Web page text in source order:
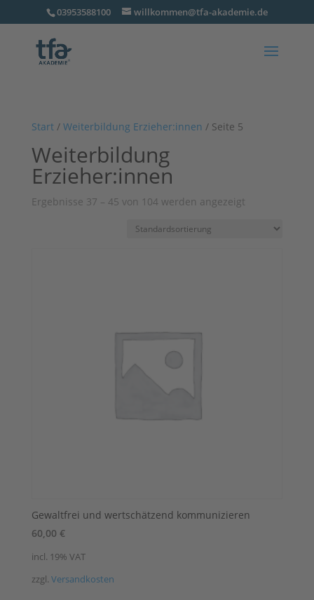
03953588100 willkommen@tfa-akademie.de
Start/ Weiterbildung Erzieher:innen / Seite 5
Weiterbildung
Erzieher:innen
Ergebnisse 37 – 45 von 104 werden angezeigt
Gewaltfrei und wertschätzend kommunizieren
60,00 €
incl. 19% VAT
zzgl. Versandkosten